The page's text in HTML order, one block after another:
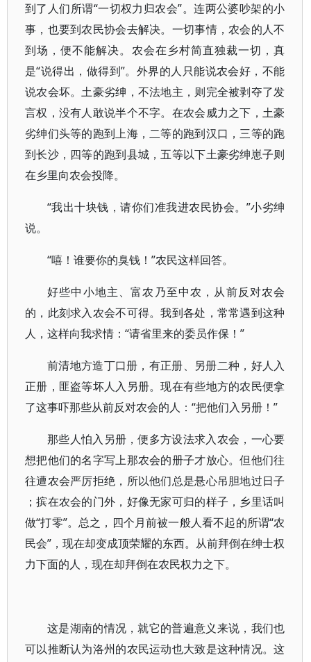
到了人们所谓“一切权力归农会”。连两公婆吵架的小
事，也要到农民协会去解决。一切事情，农会的人不
到场，便不能解决。农会在乡村简直独裁一切，真
是“说得出，做得到”。外界的人只能说农会好，不能
说农会坏。土豪劣绅，不法地主，则完全被剥夺了发
言权，没有人敢说半个不字。在农会威力之下，土豪
劣绅们头等的跑到上海，二等的跑到汉口，三等的跑
到长沙，四等的跑到县城，五等以下土豪劣绅崽子则
在乡里向农会投降。
“我出十块钱，请你们准我进农民协会。”小劣绅
说。
“嘻！谁要你的臭钱！”农民这样回答。
好些中小地主、富农乃至中农，从前反对农会
的，此刻求入农会不可得。我到各处，常常遇到这种
人，这样向我求情：“请省里来的委员作保！”
前清地方造丁口册，有正册、另册二种，好人入
正册，匪盗等坏人入另册。现在有些地方的农民便拿
了这事吓那些从前反对农会的人：“把他们入另册！”
那些人怕入另册，便多方设法求入农会，一心要
想把他们的名字写上那农会的册子才放心。但他们往
往遭农会严厉拒绝，所以他们总是悬心吊胆地过日子
；摈在农会的门外，好像无家可归的样子，乡里话叫
做“打零”。总之，四个月前被一般人看不起的所谓“农
民会”，现在却变成顶荣耀的东西。从前拜倒在绅士权
力下面的人，现在却拜倒在农民权力之下。
这是湖南的情况，就它的普遍意义来说，我们也
可以推断认为洛州的农民运动也大致是这种情况。这